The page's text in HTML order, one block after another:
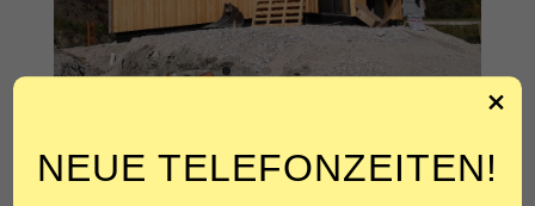
ÜBER DAS PROJEKT
NEUE TELEFONZEITEN!